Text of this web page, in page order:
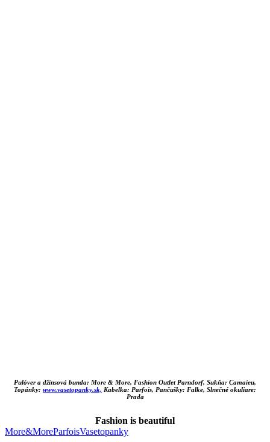
Pulóver a džínsová bunda: More & More, Fashion Outlet Parndorf, Sukňa: Camaieu,
Topánky: www.vasetopanky.sk, Kabelka: Parfois, Pančušky: Falke, Slnečné okuliare:
Prada
Fashion is beautiful
More&MoreParfoisVasetopanky